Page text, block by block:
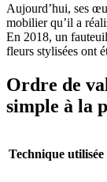
Aujourd’hui, ses
mobilier qu’il a
En 2018, un
fleurs stylisées ont
Ordre de
simple à la
Technique utilisée